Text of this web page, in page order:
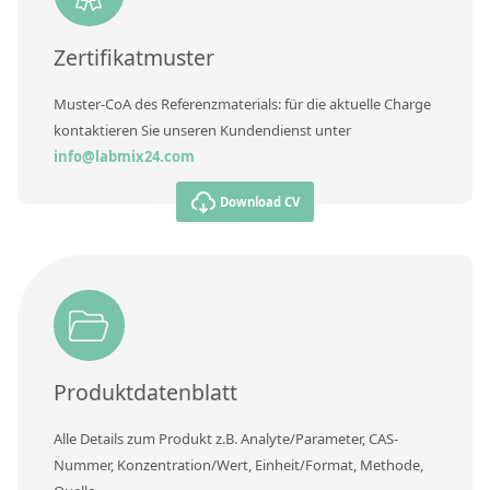
Zertifikatmuster
Muster-CoA des Referenzmaterials: für die aktuelle Charge
kontaktieren Sie unseren Kundendienst unter
info@labmix24.com
Download CV
Produktdatenblatt
Alle Details zum Produkt z.B. Analyte/Parameter, CAS-
Nummer, Konzentration/Wert, Einheit/Format, Methode,